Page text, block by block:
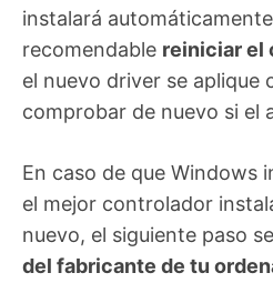
instalará
recomendable reiniciar el
el nuevo driver se aplique
comprobar de nuevo si el
En caso de que Windows
el mejor controlador
nuevo, el siguiente paso
del fabricante de tu